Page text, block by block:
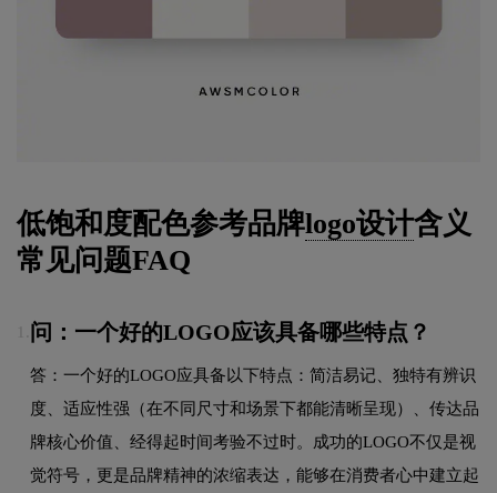
低饱和度配色参考品牌logo设计含义
常见问题FAQ
问：一个好的LOGO应该具备哪些特点？
答：一个好的LOGO应具备以下特点：简洁易记、独特有辨识
度、适应性强（在不同尺寸和场景下都能清晰呈现）、传达品
牌核心价值、经得起时间考验不过时。成功的LOGO不仅是视
觉符号，更是品牌精神的浓缩表达，能够在消费者心中建立起